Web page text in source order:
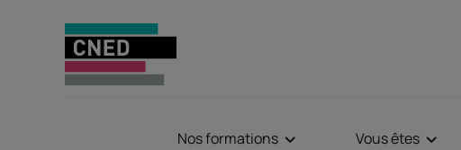
Nos formations Vous êtes